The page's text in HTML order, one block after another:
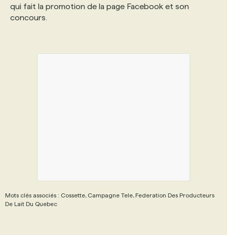
qui fait la promotion de la page Facebook et son
concours.
Mots clés associés : Cossette, Campagne Tele, Federation Des Producteurs
De Lait Du Quebec